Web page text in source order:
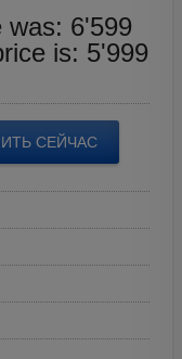
was: 6'599
is: 5'999
СЕЙЧАС